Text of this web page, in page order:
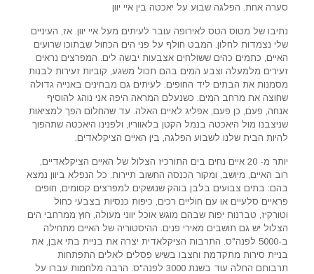
סערה אחת. הפלגה שבוע על יאכטה בין איי יוון
נתיבו של מטוס הטס לאירופה עובר לעיתים מעל איי יוון. אז, העיניים
שלי נצמדות לחלון. המבט חולף על פני הים הכחול שבתוכו שרועים
האיים, כתמים כהים ששולחים אצבעות יבשה לים. המפרצים נראים
זעירים מלמעלה וצבע המים בהם תכול משגע, קוביות זעירות לבנות
מסמנות את הבתים ליד החופים. לעיתים גם מבחינים באנייה גדולה
שחוצה את מרחב המים. כשנעלם המראה היפה אני נוהג להוסיף
אנחה, פעם, כן פעם, אפליג לאיים האלה. עד שהחלום הפך למציאות
שניצבנו מול היאכטה בנמל הקטן בלאווריו, ולפנינו היאכטה שתהפוך
להיות הבית שלנו לשבוע הפלגה, בין האיים הציקלאדים.
יותר מ- 20 איים נחים בים התורכיז הצלול של האיים הציקלאדיים,
רוב האיים, מיושב, ומקור הכנסה החשוב תיירות. כל הנפלא ביוון נמצא
בהם: בתים צבועים בלבן בוהק שנושקים למפרצים קסומים, חופים
פראיים סלעיים או עם חוליים רכים, כיפות כנסיות בצבעי כחול
וטורקיז, טברנות יפות שבהם מוגש אוכל יווני מעולה, חוץ ממרחבי הים
הצלול יש גם תושבים מאירי פנים. ההיסטוריה של האיים מתחילה
ב-5000 לפנה"ס. התרבות הציקלאדית יצרה את בניית בתי אבן, את
בניית סירות מתקדמת וחצבו בשיש פסלים לאלים התפתחות
תרבותם החלה עוד בשנת 3000 לפנה"ס. הרבה מלחמות עברו על